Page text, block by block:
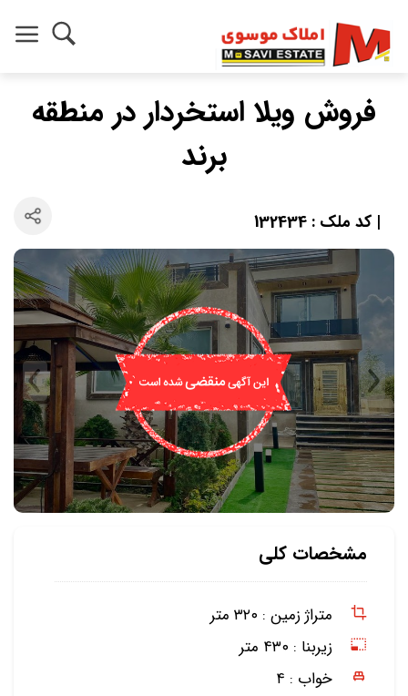
فروش ویلا استخردار در منطقه
برند
| کد ملک : 132434
مشخصات کلی
متراژ زمین : ۳۲۰ متر
زیربنا : ۴۳۰ متر
خواب : ۴